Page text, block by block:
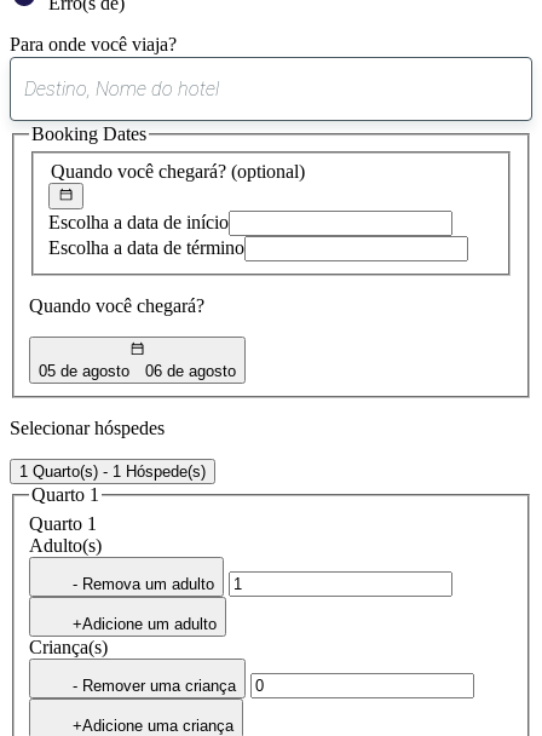
Para onde você viaja?
sugestão
encontrada
Quando você chegará? (optional)
Escolha a data de início
Escolha a data de término
Quando você chegará?
05 de agosto 06 de agosto
Booking Dates
Selecionar hóspedes
1 Quarto(s) - 1 Hóspede(s)
Quarto 1
Quarto 1
Adulto(s)
- Remova um adulto
+Adicione um adulto
Criança(s)
- Remover uma criança
+Adicione uma criança